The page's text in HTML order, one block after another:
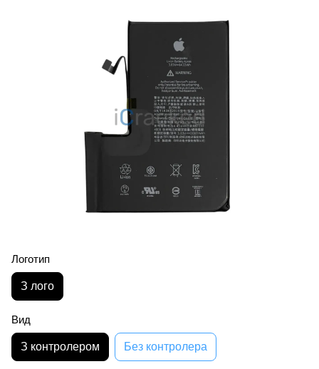
Логотип
З лого
Вид
З контролером Без контролера